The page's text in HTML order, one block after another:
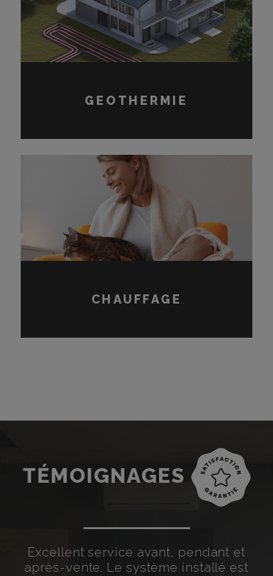
GEOTHERMIE
CHAUFFAGE
TÉMOIGNAGES
Excellent service avant, pendant et
après-vente. Le système installé est